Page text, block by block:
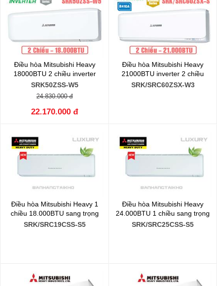
Điều hòa Mitsubishi Heavy
18000BTU 2 chiều inverter
SRK50ZSS-W5
24.830.000 đ
22.170.000 đ
Điều hòa Mitsubishi Heavy
21000BTU inverter 2 chiều
SRK/SRC60ZSX-W3
Điều hòa Mitsubishi Heavy 1
chiều 18.000BTU sang trọng
SRK/SRC19CSS-S5
Điều hòa Mitsubishi Heavy
24.000BTU 1 chiều sang trọng
SRK/SRC25CSS-S5